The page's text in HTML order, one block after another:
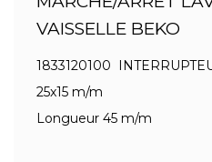
VAISSELLE BEKO
1833120100
25x15 m/m
Longueur 45 m/m